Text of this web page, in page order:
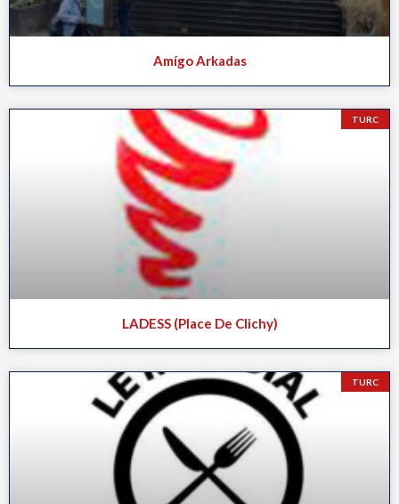
Amígo Arkadas
TURC
LADESS (Place De Clichy)
TURC